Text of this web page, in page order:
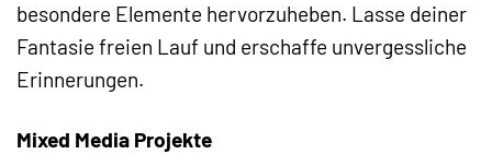
besondere Elemente hervorzuheben. Lasse deiner
Fantasie freien Lauf und erschaffe unvergessliche
Erinnerungen.
Mixed Media Projekte